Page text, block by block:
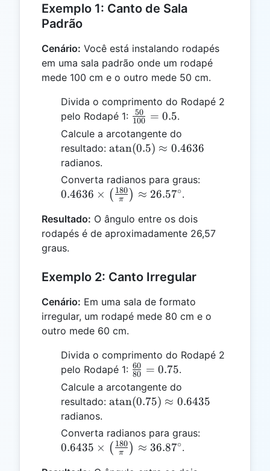
Exemplo 1: Canto de Sala
Padrão
Cenário: Você está instalando rodapés
em uma sala padrão onde um rodapé
mede 100 cm e o outro mede 50 cm.
Divida o comprimento do Rodapé 2
pelo Rodapé 1: \frac{50}
{100} =
0.5
100
50 = 0.5.
Calcule a arcotangente do
resultado: \text{atan}
0.4636
atan(0.5) ≈ 0.4636
radianos.
Converta radianos para graus:
0.4636 × ( π
180 ) ≈ 26.57∘.
Resultado: O ângulo entre os dois
rodapés é de aproximadamente 26,57
graus.
Exemplo 2: Canto Irregular
Cenário: Em uma sala de formato
irregular, um rodapé mede 80 cm e o
outro mede 60 cm.
Divida o comprimento do Rodapé 2
pelo Rodapé 1: \frac{60}
{80} =
0.75
80
60 = 0.75.
Calcule a arcotangente do
resultado: \text{atan}
0.6435
atan(0.75) ≈ 0.6435
radianos.
Converta radianos para graus:
0.6435 × ( π
180 ) ≈ 36.87∘.